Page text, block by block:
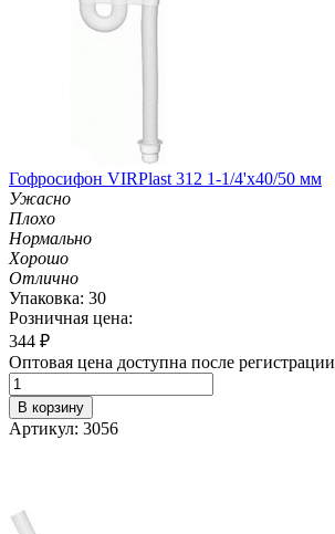
Гофросифон VIRPlast 312 1-1/4'х40/50 мм
Ужасно
Плохо
Нормально
Хорошо
Отлично
Упаковка: 30
Розничная цена:
344 ₽
Оптовая цена доступна после регистрации
В корзину
Артикул: 3056